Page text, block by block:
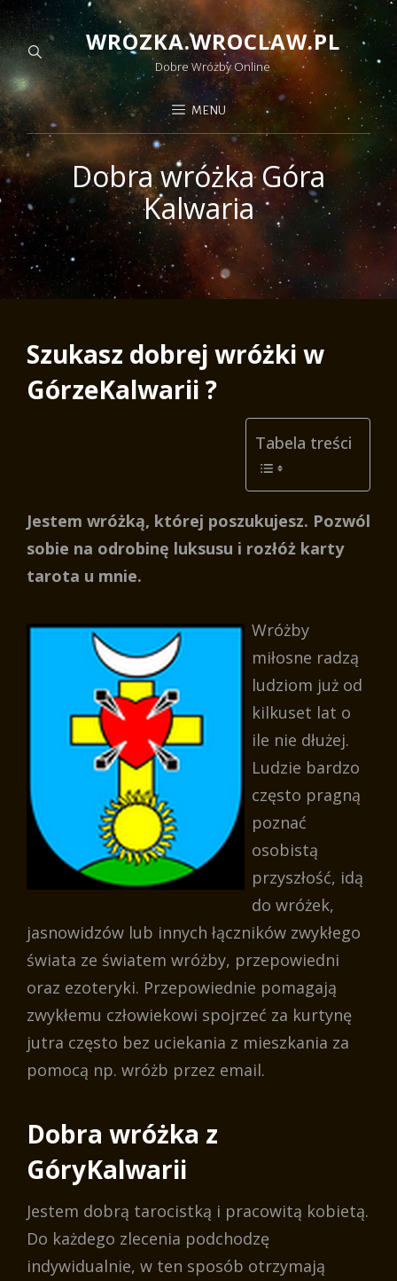
WROZKA.WROCLAW.PL
Dobre Wróżby Online
MENU
Dobra wróżka Góra
Kalwaria
Szukasz dobrej wróżki w
GórzeKalwarii ?
Tabela treści
Jestem wróżką, której poszukujesz. Pozwól
sobie na odrobinę luksusu i rozłóż karty
tarota u mnie.
Wróżby
miłosne radzą
ludziom już od
kilkuset lat o
ile nie dłużej.
Ludzie bardzo
często pragną
poznać
osobistą
przyszłość, idą
do wróżek,
jasnowidzów lub innych łączników zwykłego
świata ze światem wróżby, przepowiedni
oraz ezoteryki. Przepowiednie pomagają
zwykłemu człowiekowi spojrzeć za kurtynę
jutra często bez uciekania z mieszkania za
pomocą np. wróżb przez email.
Dobra wróżka z
GóryKalwarii
Jestem dobrą tarocistką i pracowitą kobietą.
Do każdego zlecenia podchodzę
indywidualnie, w ten sposób otrzymają